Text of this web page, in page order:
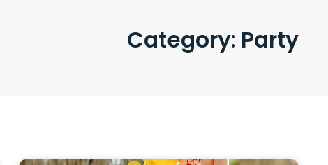
Category: Party